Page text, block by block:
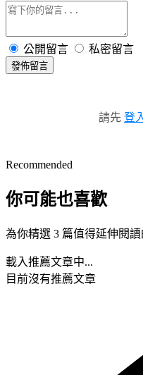
公開留言 私密留言
發佈留言
請先 登
Recommended
你可能也喜歡
為你精選 3 篇值得延伸閱
載入推薦文章中...
目前沒有推薦文章